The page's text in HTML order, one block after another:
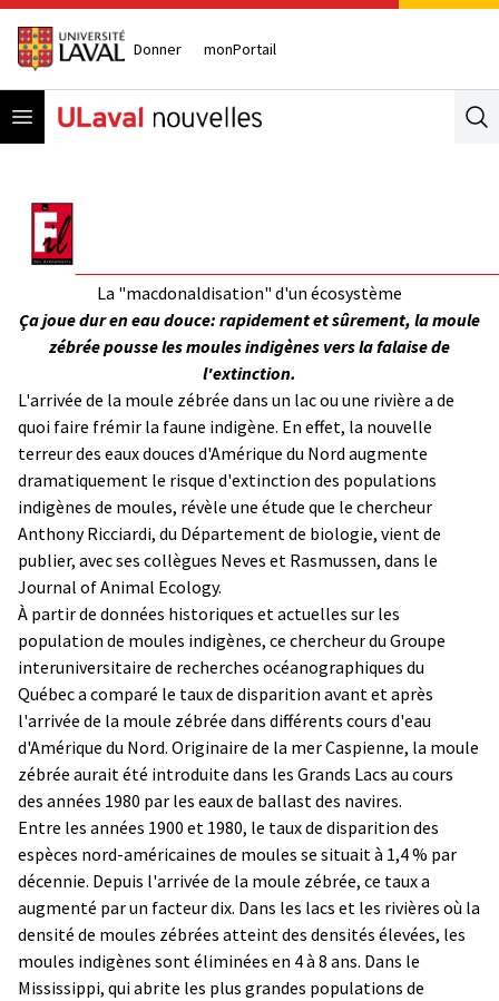
Donner monPortail
Open menu
La "macdonaldisation" d'un écosystème
Ça joue dur en eau douce: rapidement et sûrement, la moule
zébrée pousse les moules indigènes vers la falaise de
l'extinction.
L'arrivée de la moule zébrée dans un lac ou une rivière a de
quoi faire frémir la faune indigène. En effet, la nouvelle
terreur des eaux douces d'Amérique du Nord augmente
dramatiquement le risque d'extinction des populations
indigènes de moules, révèle une étude que le chercheur
Anthony Ricciardi, du Département de biologie, vient de
publier, avec ses collègues Neves et Rasmussen, dans le
Journal of Animal Ecology.
À partir de données historiques et actuelles sur les
population de moules indigènes, ce chercheur du Groupe
interuniversitaire de recherches océanographiques du
Québec a comparé le taux de disparition avant et après
l'arrivée de la moule zébrée dans différents cours d'eau
d'Amérique du Nord. Originaire de la mer Caspienne, la moule
zébrée aurait été introduite dans les Grands Lacs au cours
des années 1980 par les eaux de ballast des navires.
Entre les années 1900 et 1980, le taux de disparition des
espèces nord-américaines de moules se situait à 1,4 % par
décennie. Depuis l'arrivée de la moule zébrée, ce taux a
augmenté par un facteur dix. Dans les lacs et les rivières où la
densité de moules zébrées atteint des densités élevées, les
moules indigènes sont éliminées en 4 à 8 ans. Dans le
Mississippi, qui abrite les plus grandes populations de